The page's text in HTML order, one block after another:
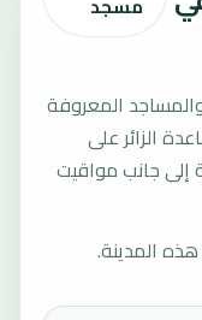
مسجد
المعروفة
الزائر على
إلى جانب مواقيت